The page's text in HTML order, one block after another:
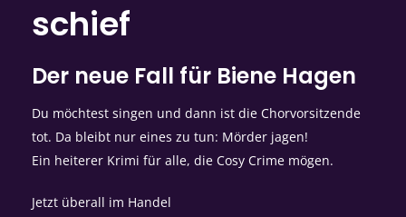
schief
Der neue Fall für Biene Hagen
Du möchtest singen und dann ist die Chorvorsitzende
tot. Da bleibt nur eines zu tun: Mörder jagen!
Ein heiterer Krimi für alle, die Cosy Crime mögen.
Jetzt überall im Handel